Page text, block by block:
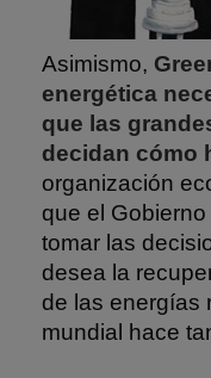
Asimismo,
energética
que las
decidan cómo
organización
que el
tomar las
desea la
de las energías
mundial hace